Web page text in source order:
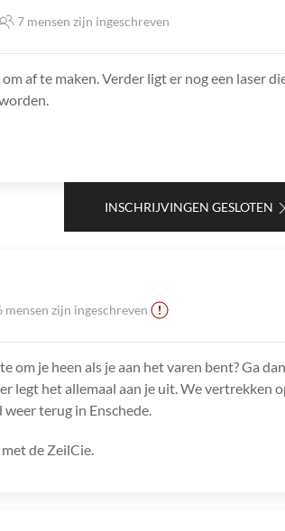
7 mensen zijn ingeschreven
af te maken. Verder ligt er nog een laser
INSCHRIJVINGEN GESLOTEN
mensen zijn ingeschreven
om je heen als je aan het varen bent? Ga dan
legt het allemaal aan je uit. We vertrekken
terug in Enschede.
de ZeilCie.